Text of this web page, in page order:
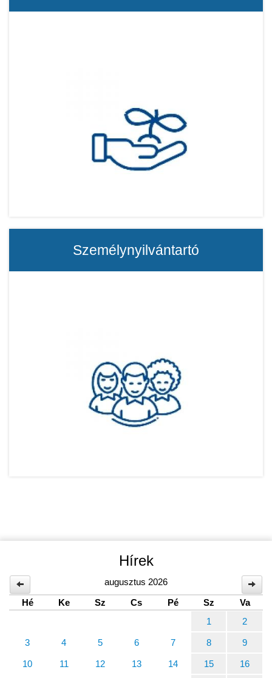
Személynyilvántartó
Hírek
augusztus 2026
Hé
Ke Sz Cs Pé Sz
Va
1
2
3 4 5 6 7 8 9
10 11 12 13 14 15 16